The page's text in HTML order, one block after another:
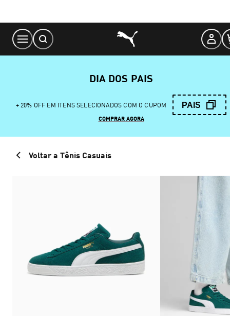
Content
DIA DOS PAIS
+ 20% OFF EM ITENS SELECIONADOS COM O CUPOM PAIS
COMPRAR AGORA
Voltar a Tênis Casuais